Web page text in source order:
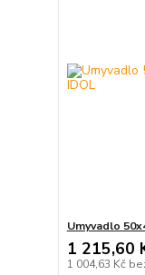
Umyvadlo
1 215,60
1 004,63 Kč